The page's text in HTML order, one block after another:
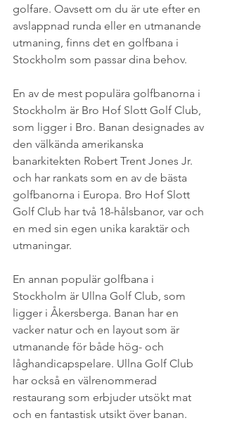
golfare. Oavsett om du är ute efter en
avslappnad runda eller en utmanande
utmaning, finns det en golfbana i
Stockholm som passar dina behov.
En av de mest populära golfbanorna i
Stockholm är Bro Hof Slott Golf Club,
som ligger i Bro. Banan designades av
den välkända amerikanska
banarkitekten Robert Trent Jones Jr.
och har rankats som en av de bästa
golfbanorna i Europa. Bro Hof Slott
Golf Club har två 18-hålsbanor, var och
en med sin egen unika karaktär och
utmaningar.
En annan populär golfbana i
Stockholm är Ullna Golf Club, som
ligger i Åkersberga. Banan har en
vacker natur och en layout som är
utmanande för både hög- och
låghandicapspelare. Ullna Golf Club
har också en välrenommerad
restaurang som erbjuder utsökt mat
och en fantastisk utsikt över banan.